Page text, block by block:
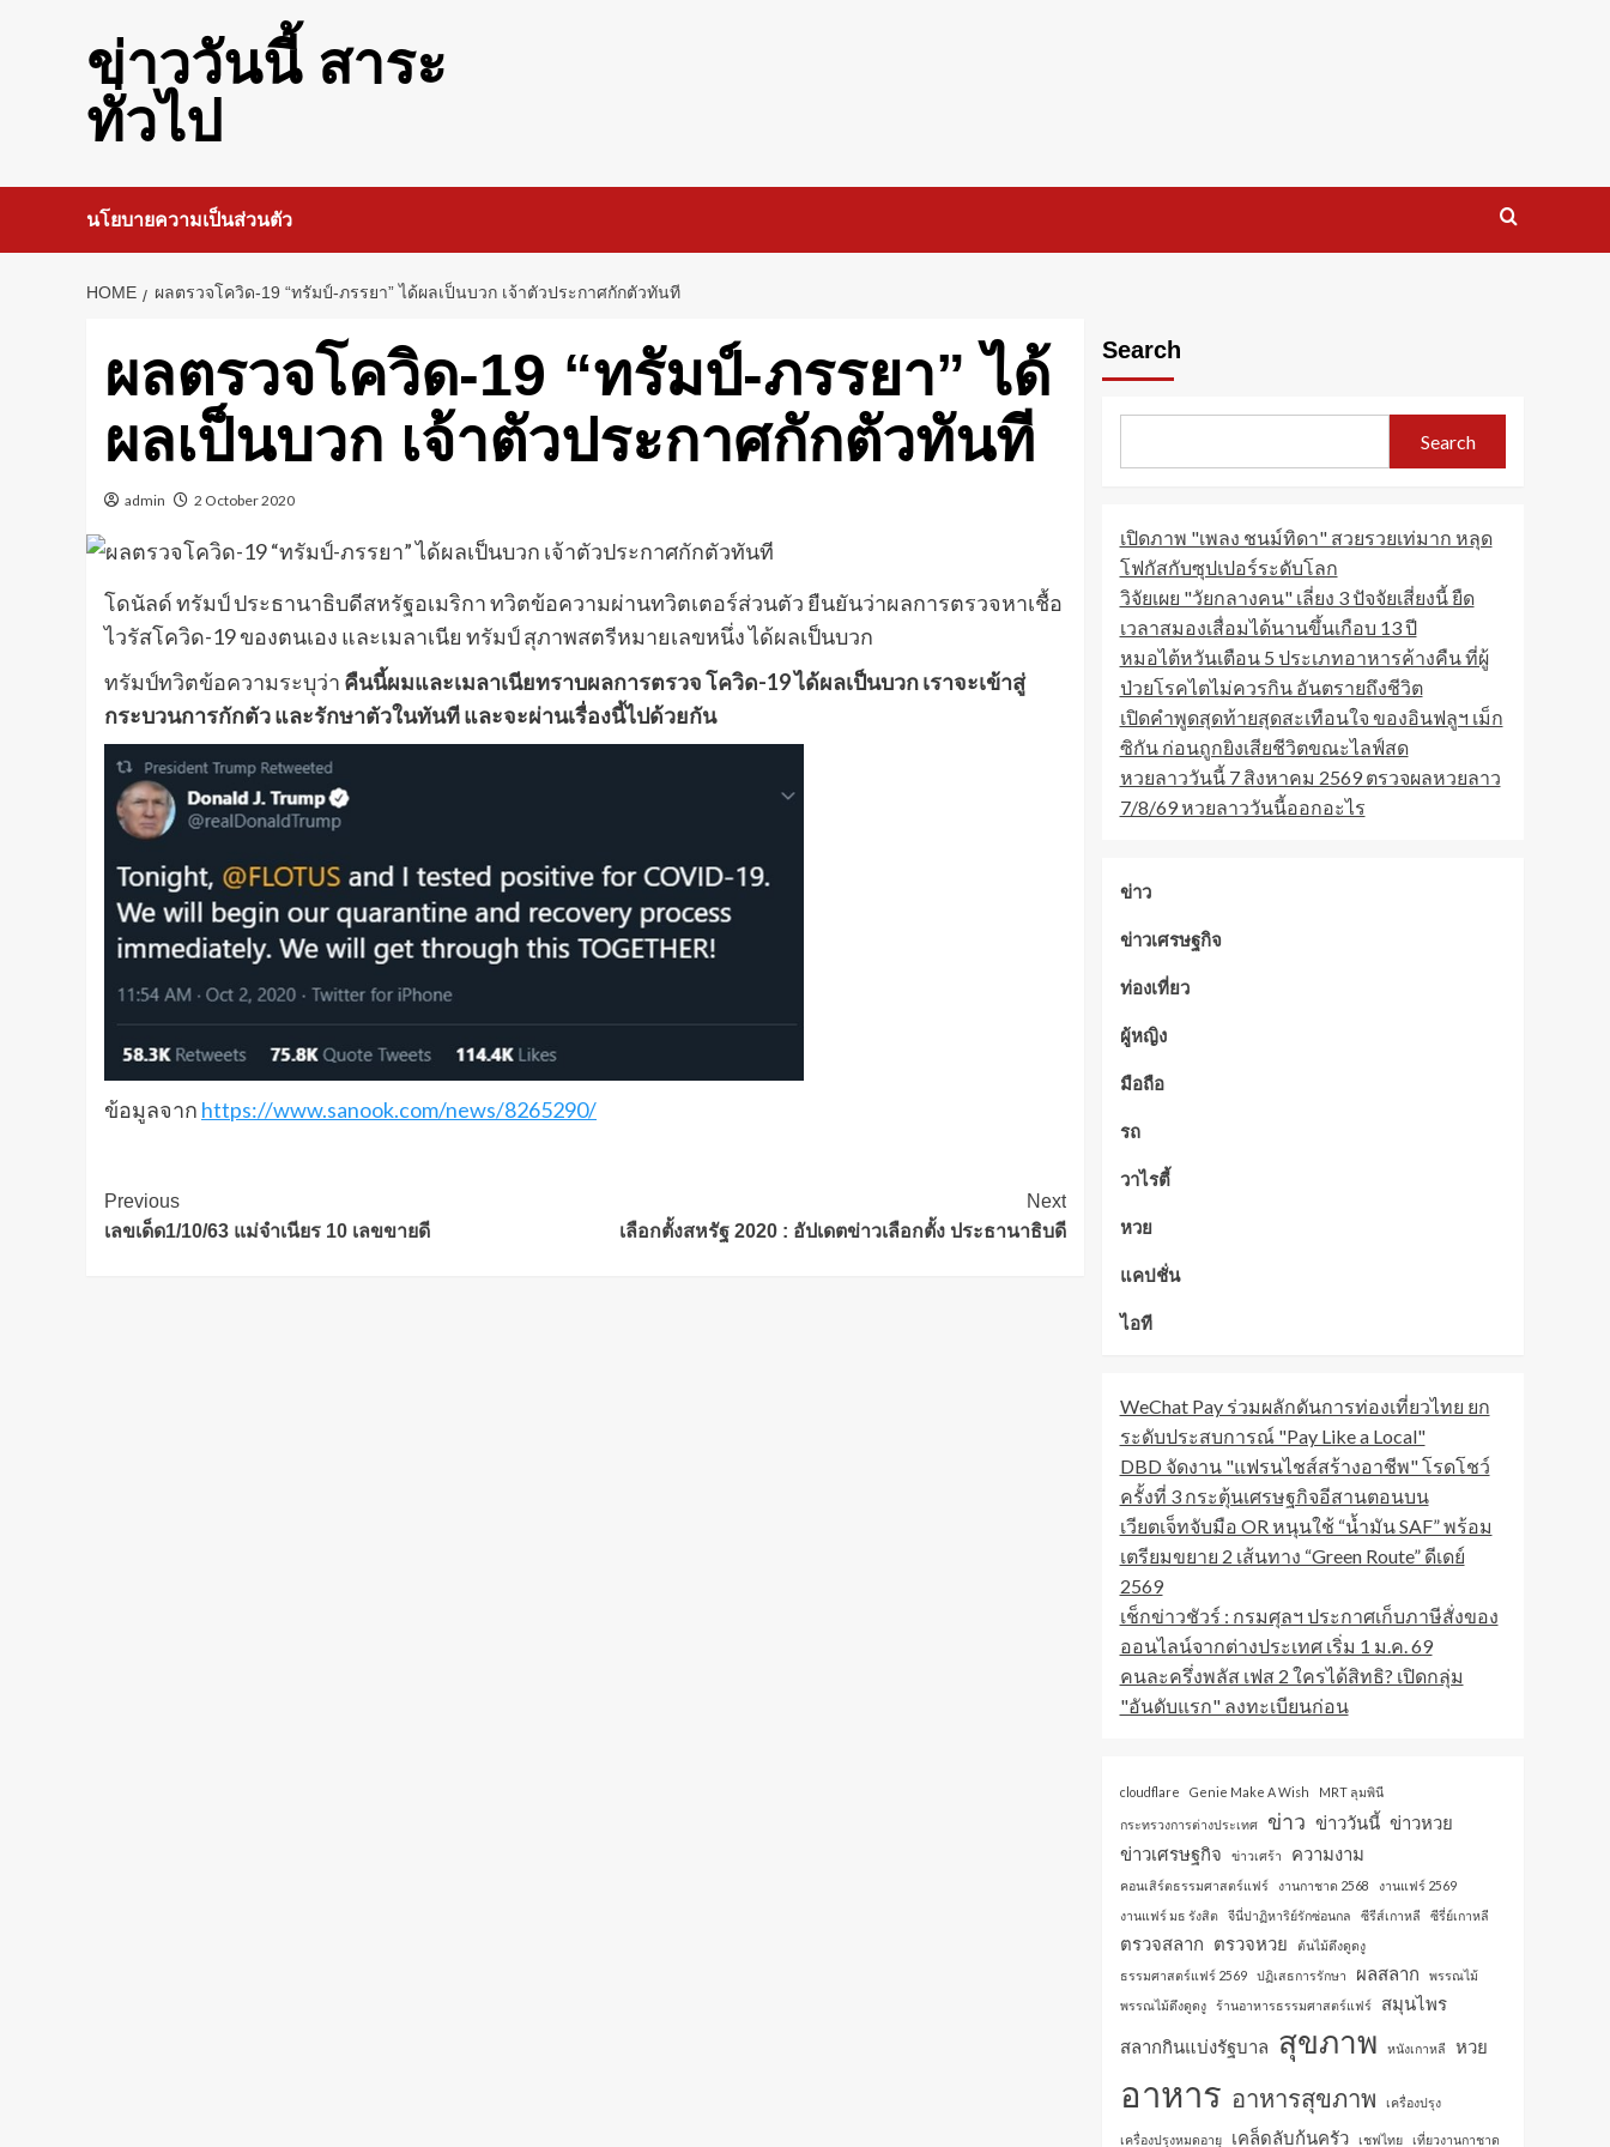
ข่าววันนี้ สาระ
ทั่วไป
นโยบายความเป็นส่วนตัว
HOME ผลตรวจโควิด-19 “ทรัมป์-ภรรยา” ได้ผลเป็นบวก เจ้าตัวประกาศกักตัวทันที
ผลตรวจโควิด-19 “ทรัมป์-ภรรยา” ได้
ผลเป็นบวก เจ้าตัวประกาศกักตัวทันที
admin 2 October 2020
โดนัลด์ ทรัมป์ ประธานาธิบดีสหรัฐอเมริกา ทวิตข้อความผ่านทวิตเตอร์ส่วนตัว ยืนยันว่าผลการตรวจหาเชื้อ
ไวรัสโควิด-19 ของตนเอง และเมลาเนีย ทรัมป์ สุภาพสตรีหมายเลขหนึ่ง ได้ผลเป็นบวก
ทรัมป์ทวิตข้อความระบุว่า คืนนี้ผมและเมลาเนียทราบผลการตรวจ โควิด-19 ได้ผลเป็นบวก เราจะเข้าสู่
กระบวนการกักตัว และรักษาตัวในทันที และจะผ่านเรื่องนี้ไปด้วยกัน
ข้อมูลจาก https://www.sanook.com/news/8265290/
Post
Navigation
Previous
เลขเด็ด1/10/63 แม่จำเนียร 10 เลขขายดี
Next
เลือกตั้งสหรัฐ 2020 : อัปเดตข่าวเลือกตั้ง ประธานาธิบดี
Search
Search
เปิดภาพ "เพลง ชนม์ทิดา" สวยรวยเท่มาก หลุด
โฟกัสกับซุปเปอร์ระดับโลก
วิจัยเผย "วัยกลางคน" เลี่ยง 3 ปัจจัยเสี่ยงนี้ ยืด
เวลาสมองเสื่อมได้นานขึ้นเกือบ 13 ปี
หมอไต้หวันเตือน 5 ประเภทอาหารค้างคืน ที่ผู้
ป่วยโรคไตไม่ควรกิน อันตรายถึงชีวิต
เปิดคำพูดสุดท้ายสุดสะเทือนใจ ของอินฟลูฯ เม็ก
ซิกัน ก่อนถูกยิงเสียชีวิตขณะไลฟ์สด
หวยลาววันนี้ 7 สิงหาคม 2569 ตรวจผลหวยลาว
7/8/69 หวยลาววันนี้ออกอะไร
ข่าว
ข่าวเศรษฐกิจ
ท่องเที่ยว
ผู้หญิง
มือถือ
รถ
วาไรตี้
หวย
แคปชั่น
ไอที
WeChat Pay ร่วมผลักดันการท่องเที่ยวไทย ยก
ระดับประสบการณ์ "Pay Like a Local"
DBD จัดงาน "แฟรนไชส์สร้างอาชีพ" โรดโชว์
ครั้งที่ 3 กระตุ้นเศรษฐกิจอีสานตอนบน
เวียตเจ็ทจับมือ OR หนุนใช้ “น้ำมัน SAF” พร้อม
เตรียมขยาย 2 เส้นทาง “Green Route” ดีเดย์
2569
เช็กข่าวชัวร์ : กรมศุลฯ ประกาศเก็บภาษีสั่งของ
ออนไลน์จากต่างประเทศ เริ่ม 1 ม.ค. 69
คนละครึ่งพลัส เฟส 2 ใครได้สิทธิ? เปิดกลุ่ม
"อันดับแรก" ลงทะเบียนก่อน
cloudflare Genie Make A Wish MRT ลุมพินี
กระทรวงการต่างประเทศ ข่าว ข่าววันนี้ ข่าวหวย
ข่าวเศรษฐกิจ
ข่าวเศร้า ความงาม
คอนเสิร์ตธรรมศาสตร์แฟร์ งานกาชาด 2568
งานแฟร์ 2569
งานแฟร์ มธ รังสิต
จีนี่ปาฏิหาริย์รักซ่อนกล ซีรีส์เกาหลี ซีรี่ย์เกาหลี
ตรวจสลาก ตรวจหวย
ต้นไม้ดึงดูดงู
ธรรมศาสตร์แฟร์ 2569
ปฏิเสธการรักษา ผลสลาก
พรรณไม้
พรรณไม้ดึงดูดงู
ร้านอาหารธรรมศาสตร์แฟร์
สมุนไพร
สลากกินแบ่งรัฐบาล สุขภาพ หนังเกาหลี หวย
อาหาร อาหารสุขภาพ เครื่องปรุง
เครื่องปรุงหมดอายุ เคล็ดลับก้นครัว เชฟไทย เที่ยวงานกาชาด